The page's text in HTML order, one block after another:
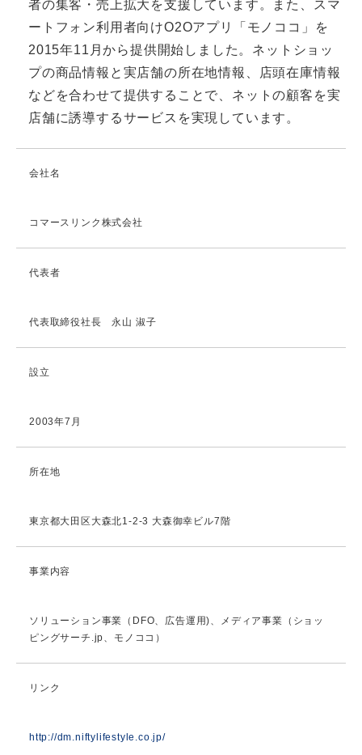
者の集客・売上拡大を支援しています。また、スマ
ートフォン利用者向けO2Oアプリ「モノココ」を
2015年11月から提供開始しました。ネットショッ
プの商品情報と実店舗の所在地情報、店頭在庫情報
などを合わせて提供することで、ネットの顧客を実
店舗に誘導するサービスを実現しています。
会社名
コマースリンク株式会社
代表者
代表取締役社長 永山 淑子
設立
2003年7月
所在地
東京都大田区大森北1-2-3 大森御幸ビル7階
事業内容
ソリューション事業（DFO、広告運用)、メディア事業（ショッ
ピングサーチ.jp、モノココ）
リンク
http://dm.niftylifestyle.co.jp/